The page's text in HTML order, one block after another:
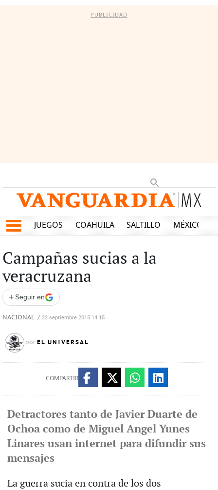
PUBLICIDAD
JUEGOS COAHUILA SALTILLO MÉXICO
Campañas sucias a la
veracruzana
+ Seguir en
NACIONAL / 22 septiembre 2015 14:15
por EL UNIVERSAL
COMPARTIR
Detractores tanto de Javier Duarte de
Ochoa como de Miguel Angel Yunes
Linares usan internet para difundir sus
mensajes
La guerra sucia en contra de los dos